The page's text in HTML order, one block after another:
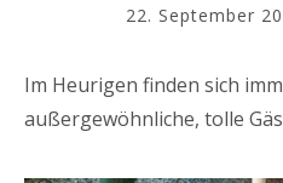
22. September
Im Heurigen finden sich
außergewöhnliche, tolle